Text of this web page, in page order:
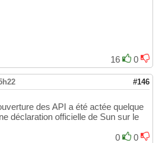
16
0
#146
des API a été actée quelque
déclaration officielle de Sun sur le
0
0